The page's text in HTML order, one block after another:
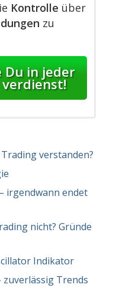
Kontrolle über
zu
in jeder
verstanden?
irgendwann endet
nicht? Gründe
Indikator
Trends